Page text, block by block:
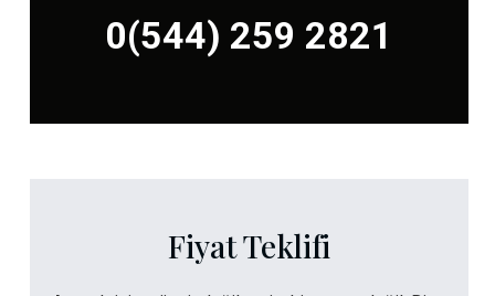
0(544) 259 2821
Fiyat Teklifi